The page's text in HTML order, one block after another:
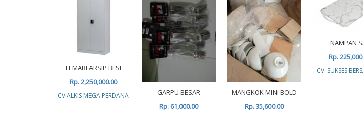
LEMARI ARSIP BESI
Rp. 2,250,000.00
CV ALKIS MEGA PERDANA
GARPU BESAR
Rp. 61,000.00
MANGKOK MINI BOLD
Rp. 35,600.00
NAMPAN
Rp.
CV. SUKSES